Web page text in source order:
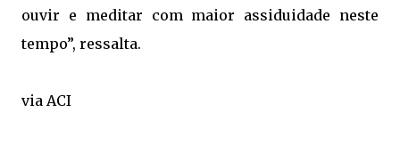
ouvir e meditar com maior assiduidade neste
tempo”, ressalta.
via ACI